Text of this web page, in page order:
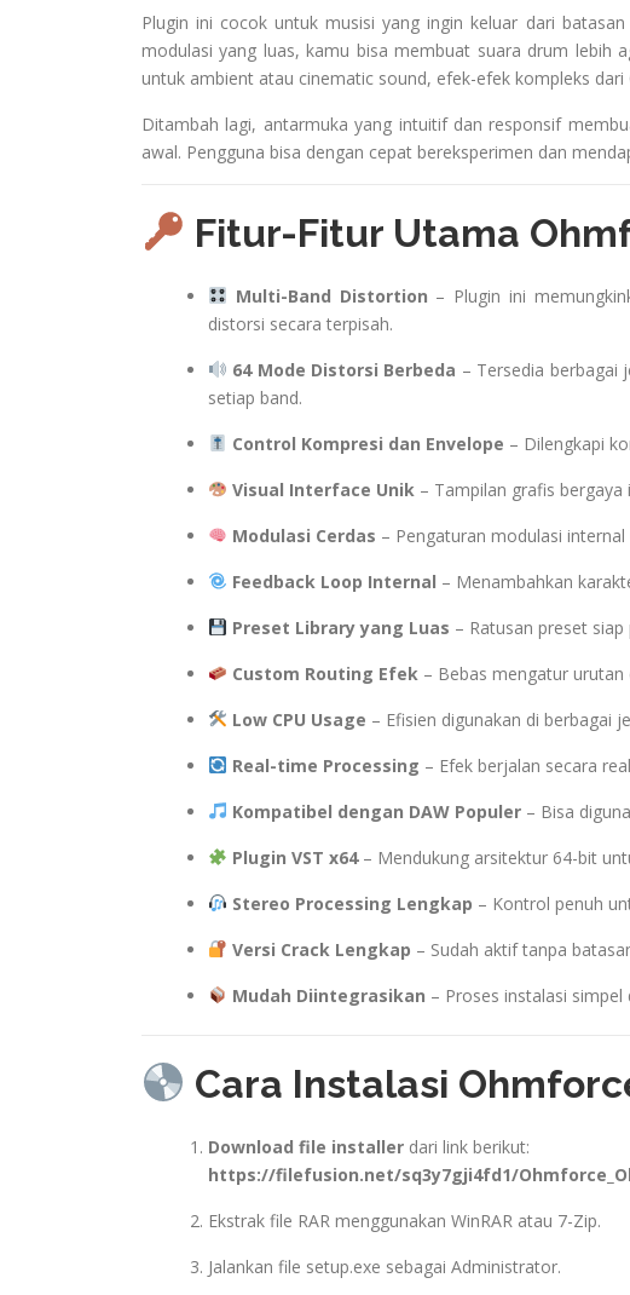
Plugin ini cocok untuk musisi yang ingin keluar dari
modulasi yang luas, kamu bisa membuat suara drum lebih
untuk ambient atau cinematic sound, efek-efek kompleks dari
Ditambah lagi, antarmuka yang intuitif dan responsif
awal. Pengguna bisa dengan cepat bereksperimen dan
Fitur-Fitur Utama
Multi-Band Distortion – Plugin ini
distorsi secara terpisah.
64 Mode Distorsi Berbeda – Tersedia berbagai
setiap band.
Control Kompresi dan Envelope – Dilengkapi
Visual Interface Unik– Tampilan grafis bergaya
Modulasi Cerdas – Pengaturan modulasi
Feedback Loop Internal – Menambahkan
Preset Library yang Luas – Ratusan preset
Custom Routing Efek– Bebas mengatur urutan
Low CPU Usage – Efisien digunakan di berbagai
Real-time Processing – Efek berjalan secara
Kompatibel dengan DAW Populer– Bisa
Plugin VST x64– Mendukung arsitektur 64-bit
Stereo Processing Lengkap – Kontrol penuh
Versi Crack Lengkap – Sudah aktif tanpa
Mudah Diintegrasikan – Proses instalasi simpel
Cara Instalasi
Download file installer dari link berikut:
https://filefusion.net/sq3y7gji4fd1/
Ekstrak file RAR menggunakan WinRAR atau 7-Zip.
Jalankan file setup.exe sebagai Administrator.